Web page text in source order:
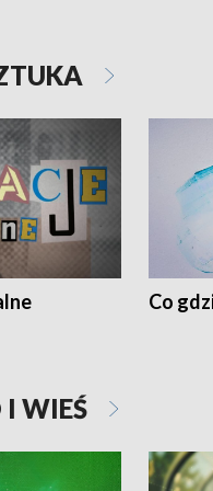
Co
WIEŚ